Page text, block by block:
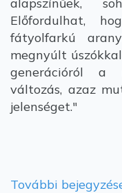
Előfordulhat,
fátyolfarkú
megnyúlt
generációról a
változás, azaz
jelenséget."
További